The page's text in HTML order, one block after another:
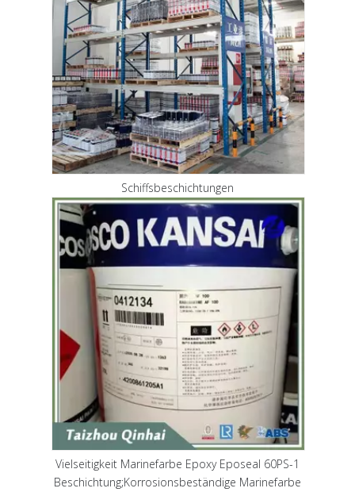
Schiffsbeschichtungen
Vielseitigkeit Marinefarbe Epoxy Eposeal 60PS-1
Beschichtung;Korrosionsbeständige Marinefarbe